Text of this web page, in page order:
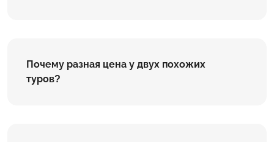
Почему разная цена у двух похожих
туров?